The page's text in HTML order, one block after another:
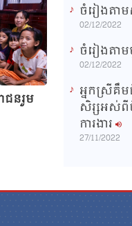
ជនរួម
ចំរៀងត
02/12/2022
ចំរៀងតា
02/12/2022
អ្នកស្រីគឹ
សិរ្សអស់ពី
ការងារ
27/11/2022